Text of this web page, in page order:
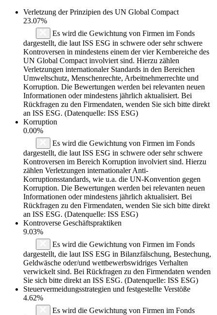
Verletzung der Prinzipien des UN Global Compact
23.07%
Es wird die Gewichtung von Firmen im Fonds
dargestellt, die laut ISS ESG in schwere oder sehr schwere
Kontroversen in mindestens einem der vier Kernbereiche des
UN Global Compact involviert sind. Hierzu zählen
Verletzungen internationaler Standards in den Bereichen
Umweltschutz, Menschenrechte, Arbeitnehmerrechte und
Korruption. Die Bewertungen werden bei relevanten neuen
Informationen oder mindestens jährlich aktualisiert. Bei
Rückfragen zu den Firmendaten, wenden Sie sich bitte direkt
an ISS ESG. (Datenquelle: ISS ESG)
Korruption
0.00%
Es wird die Gewichtung von Firmen im Fonds
dargestellt, die laut ISS ESG in schwere oder sehr schwere
Kontroversen im Bereich Korruption involviert sind. Hierzu
zählen Verletzungen internationaler Anti-
Korruptionsstandards, wie u.a. die UN-Konvention gegen
Korruption. Die Bewertungen werden bei relevanten neuen
Informationen oder mindestens jährlich aktualisiert. Bei
Rückfragen zu den Firmendaten, wenden Sie sich bitte direkt
an ISS ESG. (Datenquelle: ISS ESG)
Kontroverse Geschäftspraktiken
9.03%
Es wird die Gewichtung von Firmen im Fonds
dargestellt, die laut ISS ESG in Bilanzfälschung, Bestechung,
Geldwäsche oder/und wettbewerbswidriges Verhalten
verwickelt sind. Bei Rückfragen zu den Firmendaten wenden
Sie sich bitte direkt an ISS ESG. (Datenquelle: ISS ESG)
Steuervermeidungsstrategien und festgestellte Verstöße
4.62%
Es wird die Gewichtung von Firmen im Fonds